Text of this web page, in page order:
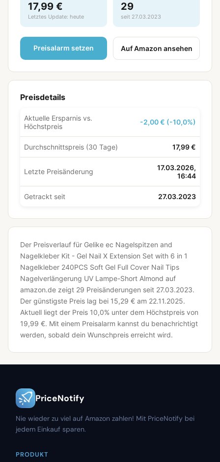
17,99 €
Letztes Update: heute
29
seit 27.03.2023
Preisalarm setzen Auf Amazon ansehen
Preisdetails
Aktuelle Ersparnis vs.
Höchstpreis
-2,00 € (-10,0%)
Durchschnittspreis (30 Tage) 17,99 €
Letzte Preisänderung
17.03.2026,
16:44
Getrackt seit 27.03.2023
Der Preisverlauf für Gelike ec Nagelspitzen and
Nagelkleber Kit - Gel Nail X Extension Set with 6 in 1
Nagelkleber 240PCS Soft Gel Full Cover Nail Tips
Nagelverlängerung UV Lampe-Short Almond auf
amazon.de zeigt 29 Preisänderungen seit 27.03.2023.
Der günstigste Preis lag bei 15,29 € am 22.11.2025.
Aktuell liegt der Preis 10,0% unter dem Höchstpreis von
19,99 €. Mit einem Preisalarm kannst du benachrichtigt
werden, sobald dein Wunschpreis erreicht wird.
PriceNotify
Nie wieder zu viel auf Amazon zahlen! Mit PriceNotify bei
jedem Einkauf sparen.
PRODUKT